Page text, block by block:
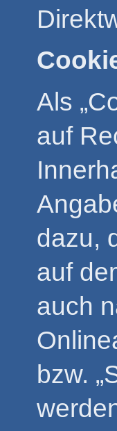
Als
auf
dazu,
auf
auch
bzw.